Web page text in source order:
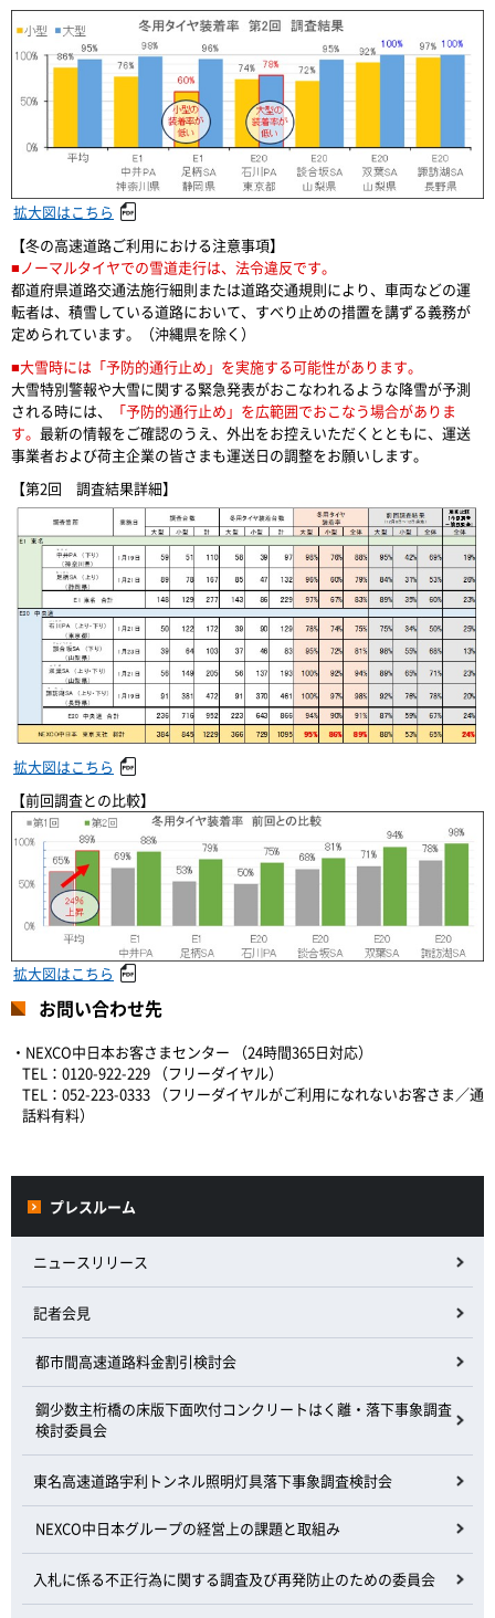
拡大図はこちら
【冬の高速道路ご利用における注意事項】
■ノーマルタイヤでの雪道走行は、法令違反です。
都道府県道路交通法施行細則または道路交通規則により、車両などの運
転者は、積雪している道路において、すべり止めの措置を講ずる義務が
定められています。（沖縄県を除く）
■大雪時には「予防的通行止め」を実施する可能性があります。
大雪特別警報や大雪に関する緊急発表がおこなわれるような降雪が予測
される時には、
「予防的通行止め」を広範囲でおこなう場合がありま
す。 最新の情報をご確認のうえ、外出をお控えいただくとともに、運送
事業者および荷主企業の皆さまも運送日の調整をお願いします。
【第2回 調査結果詳細】
拡大図はこちら
【前回調査との比較】
拡大図はこちら
お問い合わせ先
・NEXCO中日本お客さまセンター （24時間365日対応）
TEL：0120-922-229 （フリーダイヤル）
TEL：052-223-0333 （フリーダイヤルがご利用になれないお客さま／通
話料有料）
プレスルーム
ニュースリリース
記者会見
都市間高速道路料金割引検討会
鋼少数主桁橋の床版下面吹付コンクリートはく離・落下事象調査
検討委員会
東名高速道路宇利トンネル照明灯具落下事象調査検討会
NEXCO中日本グループの経営上の課題と取組み
入札に係る不正行為に関する調査及び再発防止のための委員会